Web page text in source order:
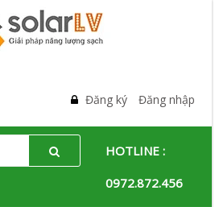
Đăng ký Đăng nhập
HOTLINE :
0972.872.456